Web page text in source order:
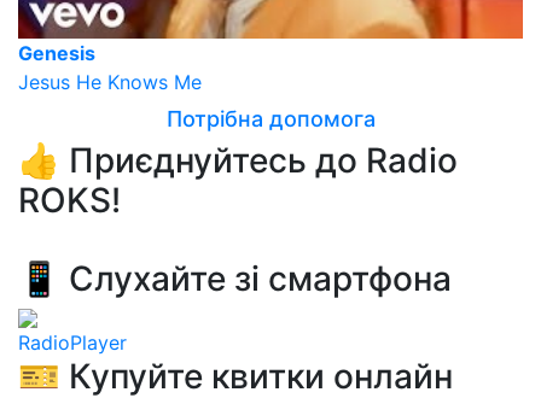
Genesis
Jesus He Knows Me
Потрібна допомога
👍 Приєднуйтесь до Radio
ROKS!
📱 Слухайте зі смартфона
RadioPlayer
🎫 Купуйте квитки онлайн